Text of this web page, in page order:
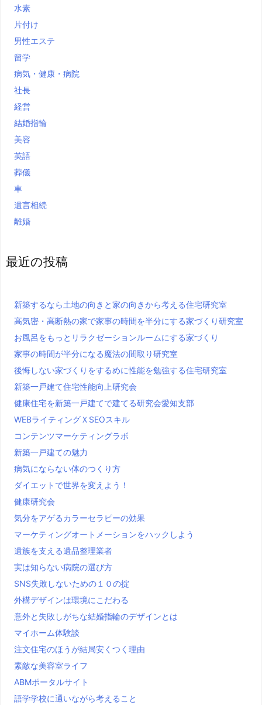
水素
片付け
男性エステ
留学
病気・健康・病院
社長
経営
結婚指輪
美容
英語
葬儀
車
遺言相続
離婚
最近の投稿
新築するなら土地の向きと家の向きから考える住宅研究室
高気密・高断熱の家で家事の時間を半分にする家づくり研究室
お風呂をもっとリラクゼーションルームにする家づくり
家事の時間が半分になる魔法の間取り研究室
後悔しない家づくりをするめに性能を勉強する住宅研究室
新築一戸建て住宅性能向上研究会
健康住宅を新築一戸建てで建てる研究会愛知支部
WEBライティングＸSEOスキル
コンテンツマーケティングラボ
新築一戸建ての魅力
病気にならない体のつくり方
ダイエットで世界を変えよう！
健康研究会
気分をアゲるカラーセラピーの効果
マーケティングオートメーションをハックしよう
遺族を支える遺品整理業者
実は知らない病院の選び方
SNS失敗しないための１０の掟
外構デザインは環境にこだわる
意外と失敗しがちな結婚指輪のデザインとは
マイホーム体験談
注文住宅のほうが結局安くつく理由
素敵な美容室ライフ
ABMポータルサイト
語学学校に通いながら考えること